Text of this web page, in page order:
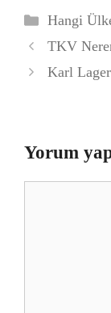
Hangi
TKV
Karl
Yorum